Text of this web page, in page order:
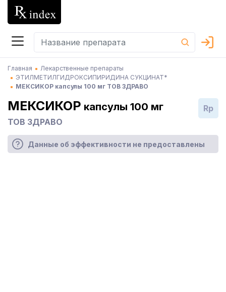
Главная
Лекарственные препараты
ЭТИЛМЕТИЛГИДРОКСИПИРИДИНА СУКЦИНАТ*
МЕКСИКОР капсулы 100 мг ТОВ ЗДРАВО
МЕКСИКОР капсулы 100 мг
ТОВ ЗДРАВО
Rp
Данные об эффективности не предоставлены